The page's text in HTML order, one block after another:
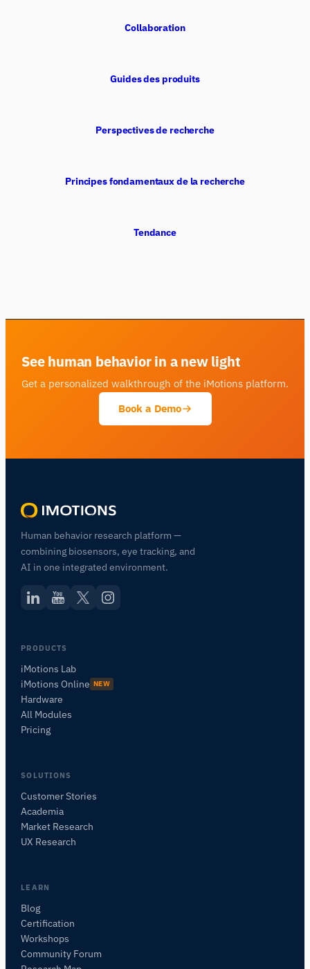
Collaboration
Guides des produits
Perspectives de recherche
Principes fondamentaux de la recherche
Tendance
See human behavior in a new light
Get a personalized walkthrough of the iMotions platform.
Book a Demo
Human behavior research platform —
combining biosensors, eye tracking, and
AI in one integrated environment.
PRODUCTS
iMotions Lab
iMotions Online NEW
Hardware
All Modules
Pricing
SOLUTIONS
Customer Stories
Academia
Market Research
UX Research
LEARN
Blog
Certification
Workshops
Community Forum
Posez des questions sur les méthodes de
POSER UNE QUESTION SUR CET ARTICLE
Résumer cet article